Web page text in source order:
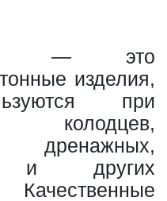
— это
изделия,
при
колодцев,
дренажных,
и других